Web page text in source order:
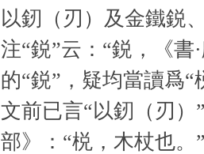
以釰（刃）及金鐵鋭
注“鋭”云：“鋭，《書
的“鋭”，疑均當讀爲
文前已言“以釰（刃）
部》：“棁，木杖也